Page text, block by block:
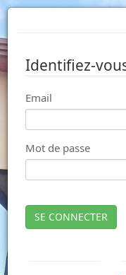
Identifiez-
Email
Mot de passe
SE CONNECTER